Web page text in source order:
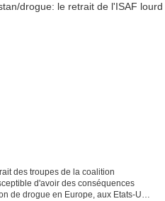
des troupes de la coalition
d'avoir des conséquences
de drogue en Europe, aux Etats-Unis